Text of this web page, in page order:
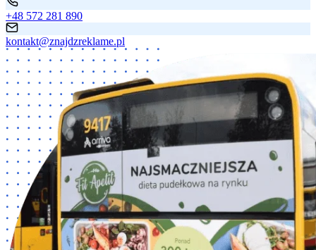
+48 572 281 890
kontakt@znajdzreklame.pl